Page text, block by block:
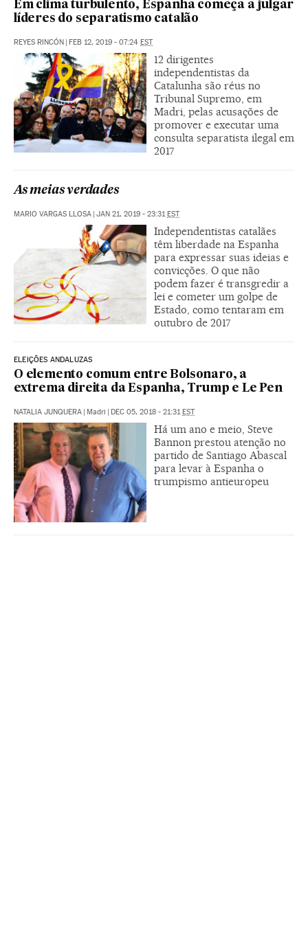
Em clima turbulento, Espanha começa a julgar
líderes do separatismo catalão
REYES RINCÓN | FEB 12, 2019 - 07:24 EST
12 dirigentes
independentistas da
Catalunha são réus no
Tribunal Supremo, em
Madri, pelas acusações de
promover e executar uma
consulta separatista ilegal em
2017
As meias verdades
MARIO VARGAS LLOSA | JAN 21, 2019 - 23:31EST
Independentistas catalães
têm liberdade na Espanha
para expressar suas ideias e
convicções. O que não
podem fazer é transgredir a
lei e cometer um golpe de
Estado, como tentaram em
outubro de 2017
ELEIÇÕES ANDALUZAS
O elemento comum entre Bolsonaro, a
extrema direita da Espanha, Trump e Le Pen
NATALIA JUNQUERA | Madri | DEC 05, 2018 - 21:31EST
Há um ano e meio, Steve
Bannon prestou atenção no
partido de Santiago Abascal
para levar à Espanha o
trumpismo antieuropeu